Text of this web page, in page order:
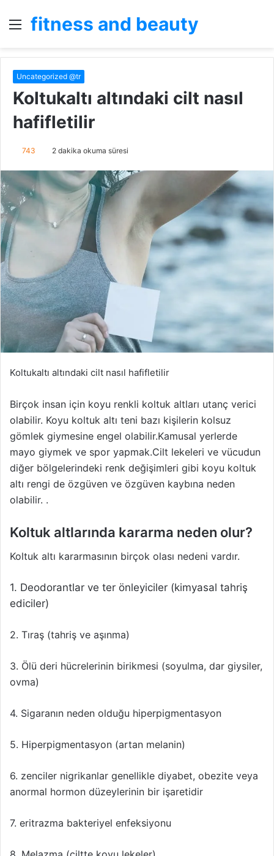
Menü
fitness and beauty
...
Uncategorized @tr
Koltukaltı altındaki cilt nasıl
hafifletilir
743 2 dakika okuma süresi
Koltukaltı altındaki cilt nasıl hafifletilir
Birçok insan için koyu renkli koltuk altları utanç verici
olabilir. Koyu koltuk altı teni bazı kişilerin kolsuz
gömlek giymesine engel olabilir.Kamusal yerlerde
mayo giymek ve spor yapmak.Cilt lekeleri ve vücudun
diğer bölgelerindeki renk değişimleri gibi koyu koltuk
altı rengi de özgüven ve özgüven kaybına neden
olabilir. .
Koltuk altlarında kararma neden olur?
Koltuk altı kararmasının birçok olası nedeni vardır.
1. Deodorantlar ve ter önleyiciler (kimyasal tahriş
ediciler)
2. Tıraş (tahriş ve aşınma)
3. Ölü deri hücrelerinin birikmesi (soyulma, dar giysiler,
ovma)
4. Sigaranın neden olduğu hiperpigmentasyon
5. Hiperpigmentasyon (artan melanin)
6. zenciler nigrikanlar genellikle diyabet, obezite veya
anormal hormon düzeylerinin bir işaretidir
7. eritrazma bakteriyel enfeksiyonu